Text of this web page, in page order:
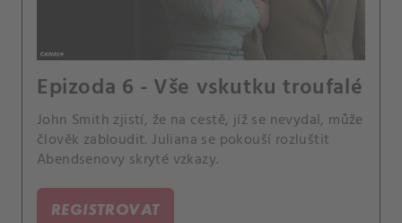
Epizoda 6 - Vše vskutku troufalé
John Smith zjistí, že na cestě, jíž se nevydal, může
člověk zabloudit. Juliana se pokouší rozluštit
Abendsenovy skryté vzkazy.
REGISTROVAT